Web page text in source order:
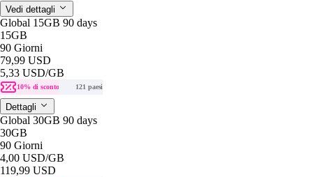
Vedi dettagli
Global 15GB 90 days
15GB
90 Giorni
79,99 USD
5,33 USD/GB
10% di sconto 121 paesi
Dettagli
Global 30GB 90 days
30GB
90 Giorni
4,00 USD/GB
119,99 USD